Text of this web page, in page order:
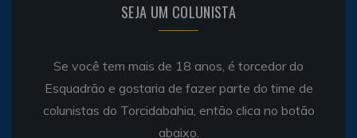
SEJA UM COLUNISTA
Se você tem mais de 18 anos, é torcedor do
Esquadrão e gostaria de fazer parte do time de
colunistas do Torcidabahia, então clica no botão
abaixo.